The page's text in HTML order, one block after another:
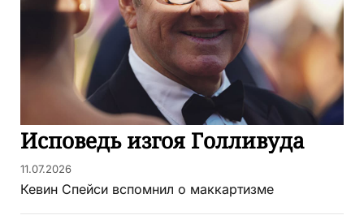
Исповедь изгоя Голливуда
11.07.2026
Кевин Спейси вспомнил о маккартизме